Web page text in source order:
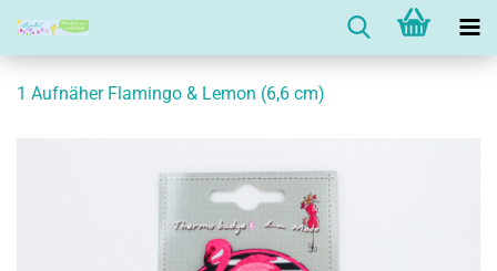
1 Aufnäher Flamingo & Lemon (6,6 cm)